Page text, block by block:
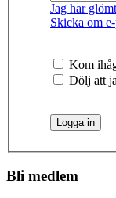
Jag har
Skicka om
Kom
Dölj att
Bli medlem